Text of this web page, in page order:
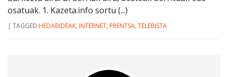
osatuak. 1. Kazeta.info sortu (...)
| TAGGED HEDABIDEAK, INTERNET, PRENTSA, TELEBISTA